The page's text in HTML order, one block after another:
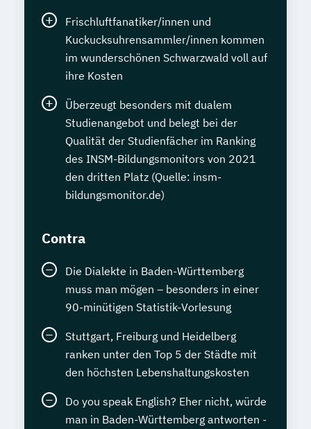
Frischluftfanatiker/innen und
Kuckucksuhrensammler/innen kommen
im wunderschönen Schwarzwald voll auf
ihre Kosten
Überzeugt besonders mit dualem
Studienangebot und belegt bei der
Qualität der Studienfächer im Ranking
des INSM-Bildungsmonitors von 2021
den dritten Platz (Quelle: insm-
bildungsmonitor.de)
Contra
Die Dialekte in Baden-Württemberg
muss man mögen – besonders in einer
90-minütigen Statistik-Vorlesung
Stuttgart, Freiburg und Heidelberg
ranken unter den Top 5 der Städte mit
den höchsten Lebenshaltungskosten
Do you speak English? Eher nicht, würde
man in Baden-Württemberg antworten -